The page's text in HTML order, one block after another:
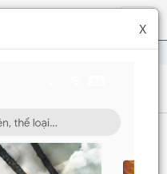
Hiện
menu
Siêu Thần
chương
X